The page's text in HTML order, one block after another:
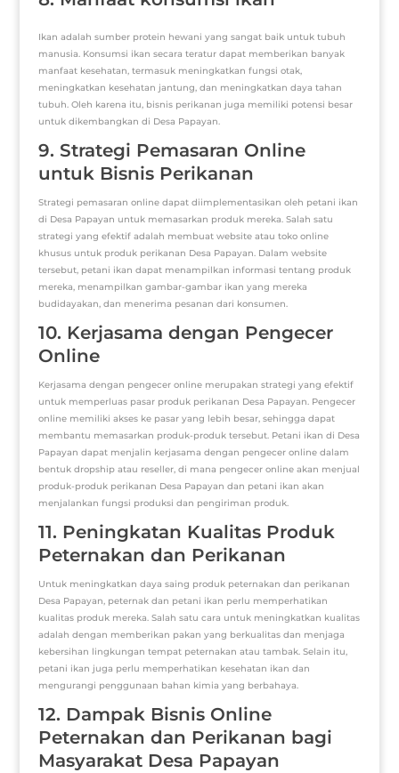
Ikan adalah sumber protein hewani yang sangat baik untuk tubuh
manusia. Konsumsi ikan secara teratur dapat memberikan banyak
manfaat kesehatan, termasuk meningkatkan fungsi otak,
meningkatkan kesehatan jantung, dan meningkatkan daya tahan
tubuh. Oleh karena itu, bisnis perikanan juga memiliki potensi besar
untuk dikembangkan di Desa Papayan.
9. Strategi Pemasaran Online
untuk Bisnis Perikanan
Strategi pemasaran online dapat diimplementasikan oleh petani ikan
di Desa Papayan untuk memasarkan produk mereka. Salah satu
strategi yang efektif adalah membuat website atau toko online
khusus untuk produk perikanan Desa Papayan. Dalam website
tersebut, petani ikan dapat menampilkan informasi tentang produk
mereka, menampilkan gambar-gambar ikan yang mereka
budidayakan, dan menerima pesanan dari konsumen.
10. Kerjasama dengan Pengecer
Online
Kerjasama dengan pengecer online merupakan strategi yang efektif
untuk memperluas pasar produk perikanan Desa Papayan. Pengecer
online memiliki akses ke pasar yang lebih besar, sehingga dapat
membantu memasarkan produk-produk tersebut. Petani ikan di Desa
Papayan dapat menjalin kerjasama dengan pengecer online dalam
bentuk dropship atau reseller, di mana pengecer online akan menjual
produk-produk perikanan Desa Papayan dan petani ikan akan
menjalankan fungsi produksi dan pengiriman produk.
11. Peningkatan Kualitas Produk
Peternakan dan Perikanan
Untuk meningkatkan daya saing produk peternakan dan perikanan
Desa Papayan, peternak dan petani ikan perlu memperhatikan
kualitas produk mereka. Salah satu cara untuk meningkatkan kualitas
adalah dengan memberikan pakan yang berkualitas dan menjaga
kebersihan lingkungan tempat peternakan atau tambak. Selain itu,
petani ikan juga perlu memperhatikan kesehatan ikan dan
mengurangi penggunaan bahan kimia yang berbahaya.
12. Dampak Bisnis Online
Peternakan dan Perikanan bagi
Masyarakat Desa Papayan